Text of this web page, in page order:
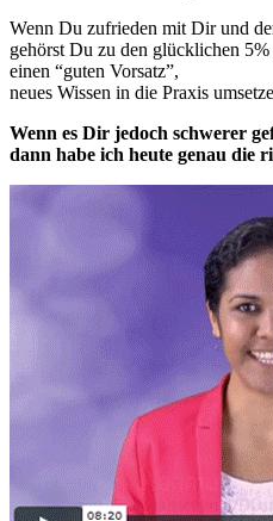
Wenn Du zufrieden mit Dir und
gehörst Du zu den glücklichen
einen “guten Vorsatz”,
neues Wissen in die Praxis
Wenn es Dir jedoch schwerer
dann habe ich heute genau die